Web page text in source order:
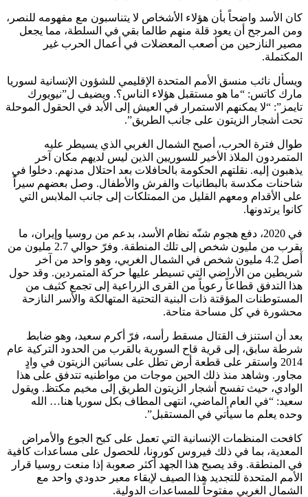
كان الأسد واضحاً بأن هؤلاء الأشخاص لا يتناسبون مع مفهومه للنصر،
ومن المرجح أن يعود قلة منهم طالما بقي في السلطة، مما يجعل
مصير النازحين من أصعب المعضلات في أعمال الحرب غير
المكتملة.
ويسأل نائب منسق الأمم المتحدة الإقليمي للشؤون الإنسانية لسوريا
مارك كاتس: “ما هو مستقبل هؤلاء الناس؟. ويضيف ل”نيويورك
تايمز”: “لا يمكنهم الاستمرار في العيش إلى الأبد في الحقول الموحلة
تحت أشجار الزيتون على جانب الطريق”.
طوال فترة الحرب، أصبح الشمال الغربي الذي يسيطر عليه
المتمردون الملاذ الأخير للسوريين الذين ليس لديهم مكان آخر
يذهبون إليه. نقلتهم الحكومة بالحافلات بعد احتلال مدنهم. دخلوا في
شاحنات مكدسة بالبطانيات والفرش والأطفال. وصل بعضهم سيراً
على الأقدام ومعهم القليل من الممتلكات إلى جانب الملابس التي
كانوا يرتدونها.
في 2020، دفع هجوم شنّه نظام الأسد، بدعم من روسيا وإيران، ما
يقرب من مليون شخص إلى تلك المنطقة. وفرّ حوالي 2.7 مليون من
أصل 4.2 مليون شخص في الشمال الغربي، وهو واحد من آخر
شريطين من الأراضي التي تسيطر عليها حركة المتمردين. وقد حول
هذا التدفق قطاعاً رعوياً من القرى الزراعية إلى تجمع كثيف من
المستوطنات المؤقتة ذات البنية التحتية المتهالكة والأسر النازحة
محشورة في كل مساحة متاحة.
بعد أن استنزف القتال مسقط رأسه، فرّ أكرم سعيد، وهو ضابط
شرطة سابق، إلى قرية قاح السورية بالقرب من الحدود التركية عام
2014 واستقر على قطعة أرض تطل على بساتين الزيتون في وادٍ
مجاور. وشاهد منذ ذلك الحين موجات من مواطنيه تتدفق على هذا
الوادي، حيث تفسح أشجار الزيتون الطريق إلى مخيم مكتظ. ويقول
سعيد: “في العام الماضي، انتهى المطاف بكل سوريا هنا… الله
وحده يعلم ما سيأتي في المستقبل”.
كافحت المنظمات الإنسانية التي تعمل على كبح الجوع والأمراض
المعدية، بما في ذلك فيروس كورونا، للحصول على مساعدات كافية
في المنطقة. وقد يصبح هذا الجهد أكثر صعوبة إذا منعت روسيا قرار
الأمم المتحدة للتجديد هذا الصيف لإبقاء معبر حدودي واحد مع
الشمال الغربي مفتوحاً للمساعدات الدولية.